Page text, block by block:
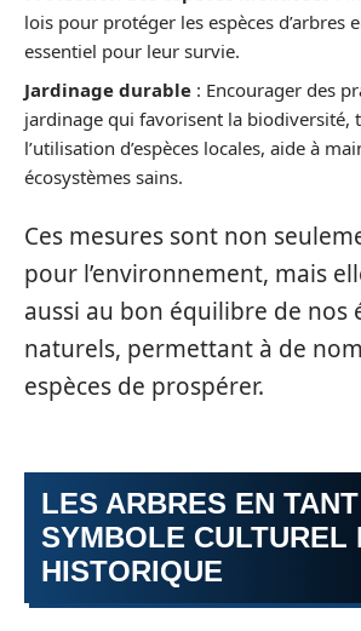
lois pour protéger les espèces d’arbres
essentiel pour leur survie.
Jardinage durable : Encourager des
jardinage qui favorisent la biodiversité,
l’utilisation d’espèces locales, aide à
écosystèmes sains.
Ces mesures sont non
pour l’environnement, mais
aussi au bon équilibre de nos
naturels, permettant à de
espèces de prospérer.
LES ARBRES EN
SYMBOLE CULTUREL
HISTORIQUE